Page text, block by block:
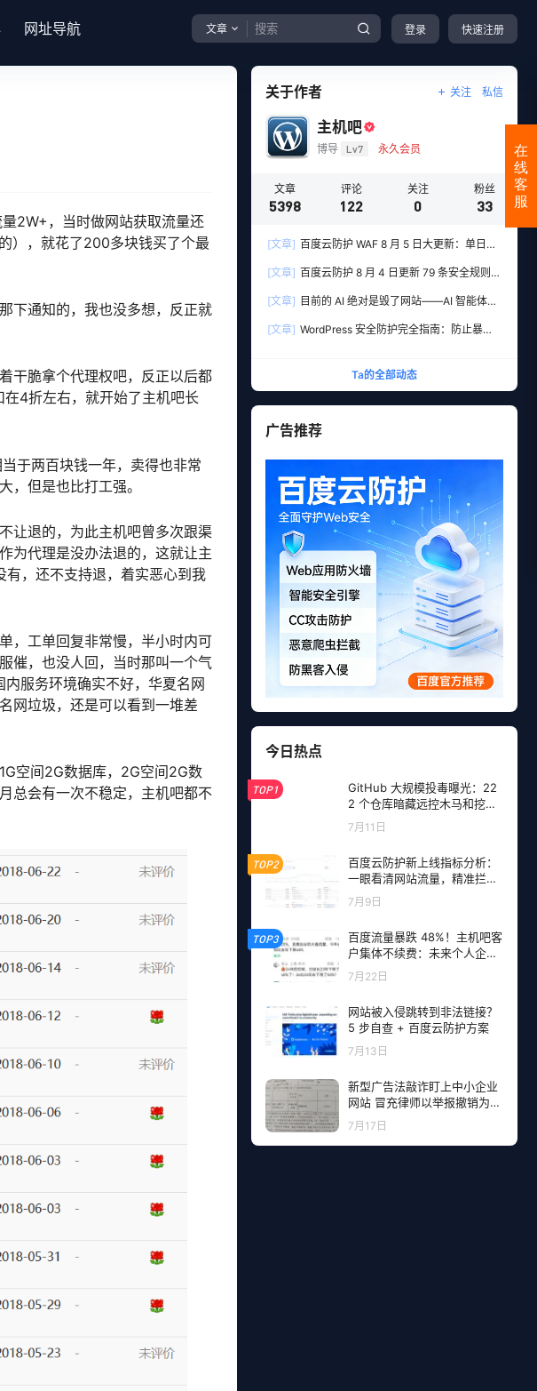
网址导航 文章 登录 快速注册
2W+，当时做网站获取流量还
），就花了200多块钱买了个最
下通知的，我也没多想，反正就
干脆拿个代理权吧，反正以后都
4折左右，就开始了主机吧长
于两百块钱一年，卖得也非常
，但是也比打工强。
让退的，为此主机吧曾多次跟渠
为代理是没办法退的，这就让主
，还不支持退，着实恶心到我
，工单回复非常慢，半小时内可
催，也没人回，当时那叫一个气
服务环境确实不好，华夏名网
网垃圾，还是可以看到一堆差
空间2G数据库，2G空间2G数
总会有一次不稳定，主机吧都不
关于作者 关注 私信
主机吧
博导 Lv7 永久会员
文章
5398
评论
122
关注
0
粉丝
33
[文章] 百度云防护 WAF 8 月 5 日大更新：单日新
条全线覆盖
[文章] 百度云防护 8 月 4 日更新 79 条安全规则：
[文章] 目前的 AI 绝对是毁了网站——AI 智能体爬
[文章] WordPress 安全防护完全指南：防止暴力
Ta的全部动态
广告推荐
今日热点
TOP1
GitHub 大规模投毒曝光：22
2 个仓库暗藏远控木马和挖矿
程序，开发者成目标
7月11日
TOP2
百度云防护新上线指标分析：
一眼看清网站流量，精准拦截
恶意请求
7月9日
TOP3
百度流量暴跌 48%！主机吧客
户集体不续费：未来个人企业
网站流量从哪里来？
7月22日
网站被入侵跳转到非法链接？
5 步自查 + 百度云防护方案
7月13日
新型广告法敲诈盯上中小企业
网站 冒充律师以举报撤销为由
勒索钱财
7月17日
在
线
客
服